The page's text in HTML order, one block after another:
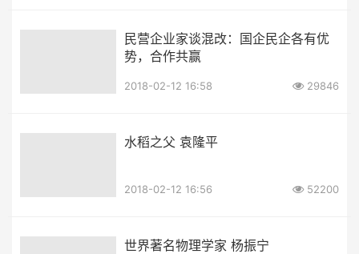
民营企业家谈混改：国企民企各有优
势，合作共赢
2018-02-12 16:58 29846
水稻之父 袁隆平
2018-02-12 16:56 52200
世界著名物理学家 杨振宁